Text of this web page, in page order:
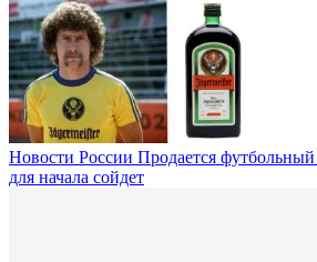
Новости России Продается
для начала сойдет